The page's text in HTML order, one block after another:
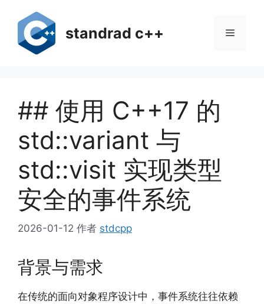
standrad c++ 菜
## 使用 C++17 的
std::variant 与
std::visit 实现类型
安全的事件系统
2026-01-12 作者 stdcpp
背景与需求
在传统的面向对象程序设计中，事件系统往往依赖